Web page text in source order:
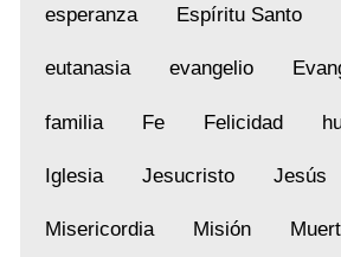
esperanza Espíritu Santo
eutanasia evangelio
familia Fe Felicidad
Iglesia Jesucristo Jesús
Misericordia Misión